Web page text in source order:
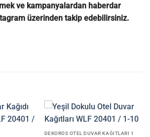
ve kampanyalardan haberdar
üzerinden takip edebilirsiniz.
DEKOROS OTEL DUVAR KAĞITLARI 1